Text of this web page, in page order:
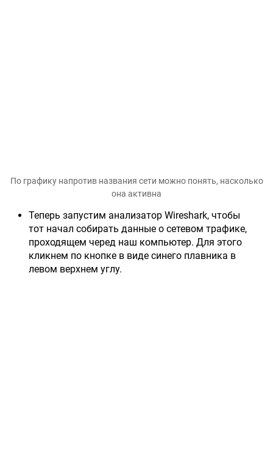
По графику напротив названия сети можно понять, насколько
она активна
Теперь запустим анализатор Wireshark, чтобы
тот начал собирать данные о сетевом трафике,
проходящем черед наш компьютер. Для этого
кликнем по кнопке в виде синего плавника в
левом верхнем углу.